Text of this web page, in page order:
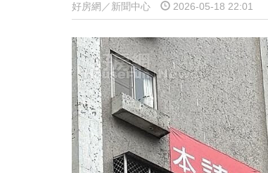
好房網／新聞中心 2026-05-18 22:01